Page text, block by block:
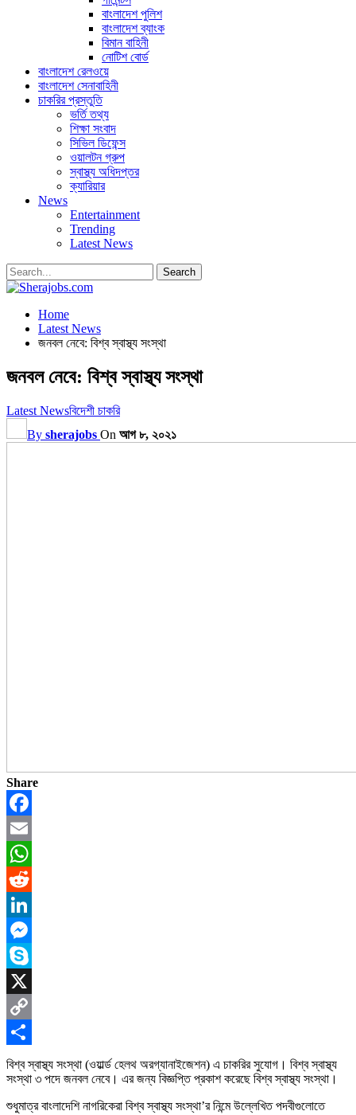
বাংলাদেশ পুলিশ
বাংলাদেশ ব্যাংক
বিমান বাহিনী
নোটিশ বোর্ড
বাংলাদেশ রেলওয়ে
বাংলাদেশ সেনাবাহিনী
চাকরির প্রস্তুতি
ভর্তি তথ্য
শিক্ষা সংবাদ
সিভিল ডিফেন্স
ওয়ালটন গ্রুপ
স্বাস্থ্য অধিদপ্তর
ক্যারিয়ার
News
Entertainment
Trending
Latest News
Home
Latest News
জনবল নেবে: বিশ্ব স্বাস্থ্য সংস্থা
জনবল নেবে: বিশ্ব স্বাস্থ্য সংস্থা
Latest Newsবিদেশী চাকরি
By sherajobs On আগ ৮, ২০২১
Share
Facebook
Email
WhatsApp
Reddit
LinkedIn
Messenger
Skype
X
Copy
Link
Share
বিশ্ব স্বাস্থ্য সংস্থা (ওয়ার্ল্ড হেলথ অরগ্যানাইজেশন) এ চাকরির সুযোগ। বিশ্ব স্বাস্থ্য
সংস্থা ৩ পদে জনবল নেবে। এর জন্য বিজ্ঞপ্তি প্রকাশ করেছে বিশ্ব স্বাস্থ্য সংস্থা।
শুধুমাত্র বাংলাদেশি নাগরিকেরা বিশ্ব স্বাস্থ্য সংস্থা’র নিন্মে উল্লেখিত পদবীগুলোতে